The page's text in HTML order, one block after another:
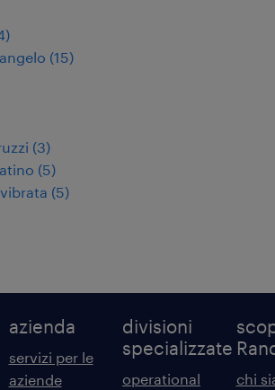
)
(15)
(3)
(5)
(5)
azienda
servizi per le
aziende
divisioni
specializzate
operational
chi